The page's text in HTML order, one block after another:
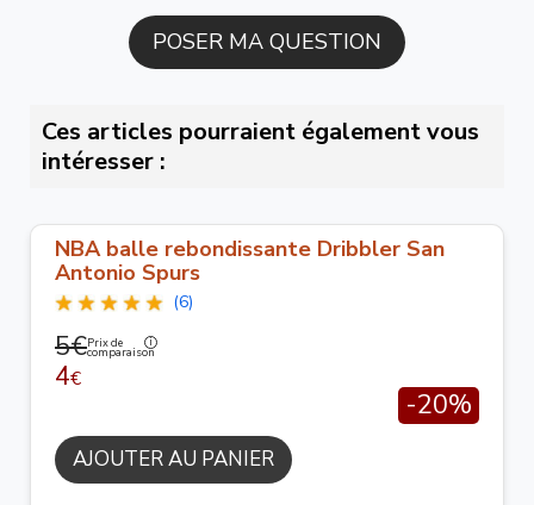
Ces articles pourraient également vous
intéresser :
NBA balle rebondissante Dribbler San
Antonio Spurs
(6)
5€Prix de
comparaison
4€
-20%
AJOUTER AU PANIER